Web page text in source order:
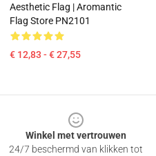
Aesthetic Flag | Aromantic
Flag Store PN2101
€ 12,83 - € 27,55
Winkel met vertrouwen
24/7 beschermd van klikken tot